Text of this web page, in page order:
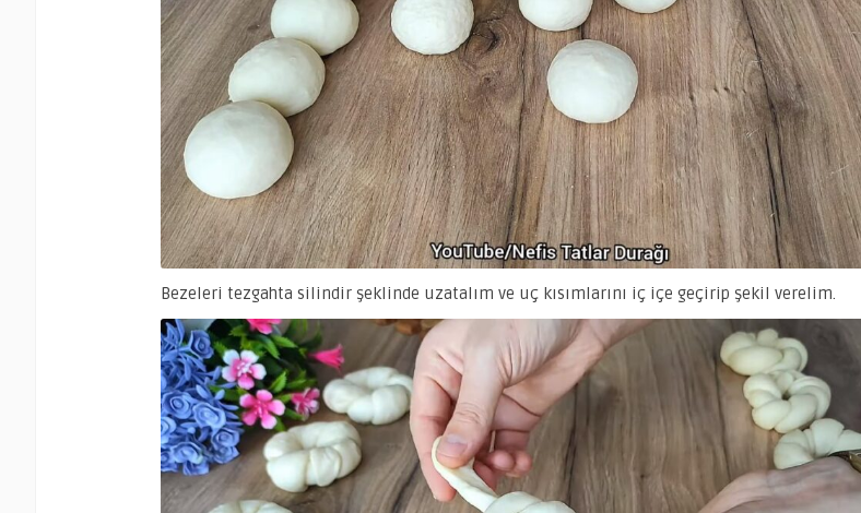
Bezeleri tezgahta silindir şeklinde uzatalım ve uç kısımlarını iç içe geçirip şekil verelim.